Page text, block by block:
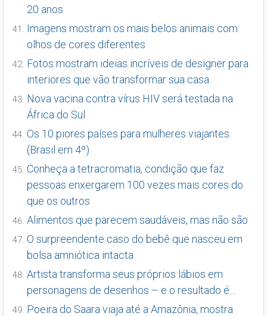
20 anos
Imagens mostram os mais belos animais com
olhos de cores diferentes
Fotos mostram ideias incríveis de designer para
interiores que vão transformar sua casa
Nova vacina contra vírus HIV será testada na
África do Sul
Os 10 piores países para mulheres viajantes
(Brasil em 4º)
Conheça a tetracromatia, condição que faz
pessoas enxergarem 100 vezes mais cores do
que os outros
Alimentos que parecem saudáveis, mas não são
O surpreendente caso do bebê que nasceu em
bolsa amniótica intacta
Artista transforma seus próprios lábios em
personagens de desenhos – e o resultado é…
Poeira do Saara viaja até a Amazônia, mostra